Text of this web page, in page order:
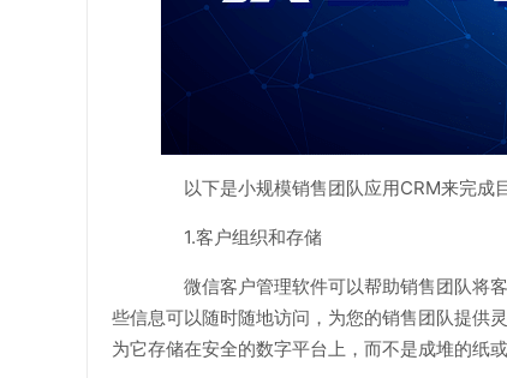
以下是小规模销售团队应用CRM来完成目
1.客户组织和存储
微信客户管理软件可以帮助销售团队将客
些信息可以随时随地访问，为您的销售团队提供
为它存储在安全的数字平台上，而不是成堆的纸